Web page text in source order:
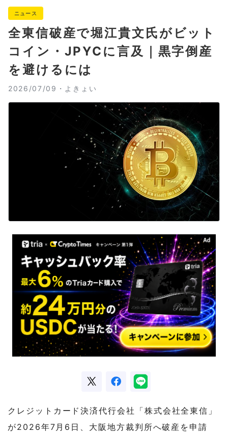
ニュース
全東信破産で堀江貴文氏がビット
コイン・JPYCに言及｜黒字倒産
を避けるには
2026/07/09・ よきょい
クレジットカード決済代行会社「株式会社全東信」
が2026年7月6日、大阪地方裁判所へ破産を申請